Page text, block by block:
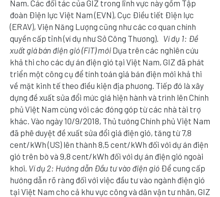
Nam. Các đối tác của GIZ trong lĩnh vực này gồm Tập
đoàn Điện lực Việt Nam (EVN), Cục Điều tiết Điện lực
(ERAV), Viện Năng Lượng cũng như các cơ quan chính
quyền cấp tỉnh (ví dụ như Sở Công Thương). Ví dụ 1: Đề
xuất giá bán điện gió (FiT) mới Dựa trên các nghiên cứu
khả thi cho các dự án điện gió tại Việt Nam, GIZ đã phát
triển một công cụ để tính toán giá bán điện mới khả thi
về mặt kinh tế theo điều kiện địa phương. Tiếp đó là xây
dựng đề xuất sửa đổi mức giá hiện hành và trình lên Chính
phủ Việt Nam cùng với các đóng góp từ các nhà tài trợ
khác. Vào ngày 10/9/2018, Thủ tướng Chính phủ Việt Nam
đã phê duyệt đề xuất sửa đổi giá điện gió, tăng từ 7,8
cent/kWh (US) lên thành 8,5 cent/kWh đối với dự án điện
gió trên bờ và 9,8 cent/kWh đối với dự án điện gió ngoài
khơi. Ví dụ 2: Hướng dẫn Đầu tư vào điện gió Để cung cấp
hướng dẫn rõ ràng đối với việc đầu tư vào ngành điện gió
tại Việt Nam cho cả khu vực công và dân vận tư nhân, GIZ